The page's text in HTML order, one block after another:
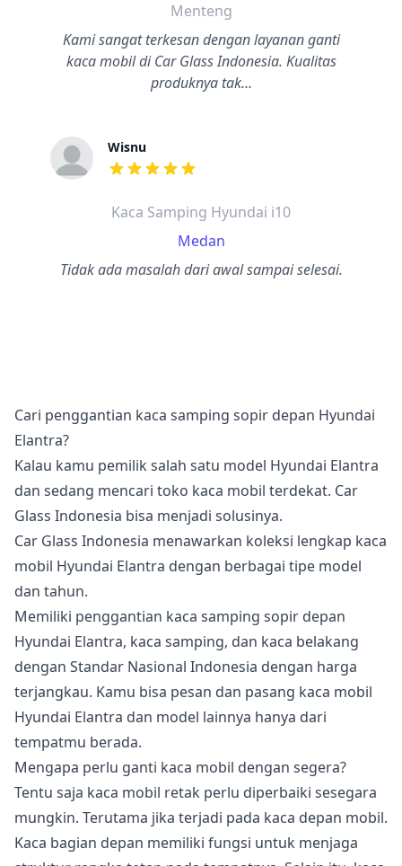
Menteng
Kami sangat terkesan dengan layanan ganti
kaca mobil di Car Glass Indonesia. Kualitas
produknya tak…
Wisnu
dari ulasan adalah bintang lima
Kaca Samping Hyundai i10
Medan
Tidak ada masalah dari awal sampai selesai.
Cari penggantian kaca samping sopir depan Hyundai
Elantra?
Kalau kamu pemilik salah satu model Hyundai Elantra
dan sedang mencari toko kaca mobil terdekat. Car
Glass Indonesia bisa menjadi solusinya.
Car Glass Indonesia menawarkan koleksi lengkap kaca
mobil Hyundai Elantra dengan berbagai tipe model
dan tahun.
Memiliki penggantian kaca samping sopir depan
Hyundai Elantra, kaca samping, dan kaca belakang
dengan Standar Nasional Indonesia dengan harga
terjangkau. Kamu bisa pesan dan pasang kaca mobil
Hyundai Elantra dan model lainnya hanya dari
tempatmu berada.
Mengapa perlu ganti kaca mobil dengan segera?
Tentu saja kaca mobil retak perlu diperbaiki sesegara
mungkin. Terutama jika terjadi pada kaca depan mobil.
Kaca bagian depan memiliki fungsi untuk menjaga